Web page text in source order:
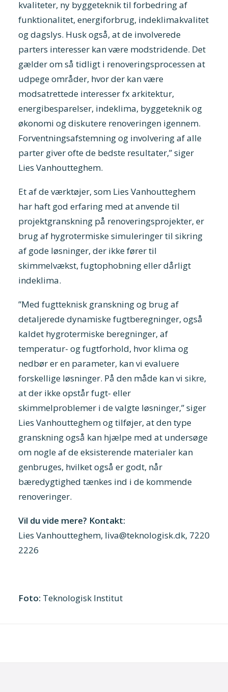
kvaliteter, ny byggeteknik til forbedring af
funktionalitet, energiforbrug, indeklimakvalitet
og dagslys. Husk også, at de involverede
parters interesser kan være modstridende. Det
gælder om så tidligt i renoveringsprocessen at
udpege områder, hvor der kan være
modsatrettede interesser fx arkitektur,
energibesparelser, indeklima, byggeteknik og
økonomi og diskutere renoveringen igennem.
Forventningsafstemning og involvering af alle
parter giver ofte de bedste resultater,” siger
Lies Vanhoutteghem.
Et af de værktøjer, som Lies Vanhoutteghem
har haft god erfaring med at anvende til
projektgranskning på renoveringsprojekter, er
brug af hygrotermiske simuleringer til sikring
af gode løsninger, der ikke fører til
skimmelvækst, fugtophobning eller dårligt
indeklima.
”Med fugtteknisk granskning og brug af
detaljerede dynamiske fugtberegninger, også
kaldet hygrotermiske beregninger, af
temperatur- og fugtforhold, hvor klima og
nedbør er en parameter, kan vi evaluere
forskellige løsninger. På den måde kan vi sikre,
at der ikke opstår fugt- eller
skimmelproblemer i de valgte løsninger,” siger
Lies Vanhoutteghem og tilføjer, at den type
granskning også kan hjælpe med at undersøge
om nogle af de eksisterende materialer kan
genbruges, hvilket også er godt, når
bæredygtighed tænkes ind i de kommende
renoveringer.
Vil du vide mere? Kontakt:
Lies Vanhoutteghem, liva@teknologisk.dk, 7220
2226
Foto: Teknologisk Institut